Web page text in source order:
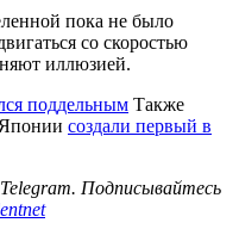
пока не было
со скоростью
иллюзией.
поддельным Также
создали первый в
Подписывайтесь